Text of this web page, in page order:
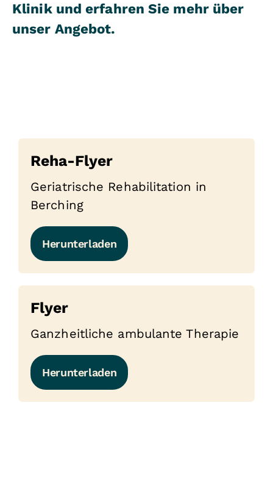
Klinik und erfahren Sie mehr über
unser Angebot.
Reha-Flyer
Geriatrische Rehabilitation in
Berching
Herunterladen
Flyer
Ganzheitliche ambulante Therapie
Herunterladen